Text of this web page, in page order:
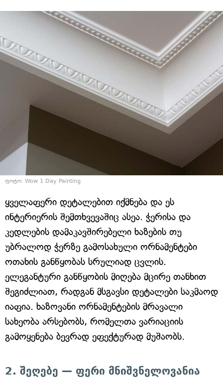
ფოტო: Wow 1 Day Painting
ყველაფერი დეტალებით იქმნება და ეს
ინტერიერის შემთხვევაშიც ასეა. ჭერისა და
კედლების დამაკავშირებელი ხაზების თუ
უბრალოდ ჭერზე გამოსახული ორნამენტები
ოთახის განწყობას სრულიად ცვლის.
ელეგანტური განწყობის მიღება მცირე თანხით
შეგიძლიათ, რადგან მსგავსი დეტალები საკმაოდ
იაფია. ხაზოვანი ორნამენტების მრავალი
სახეობა არსებობს, რომელთა ვარიაციის
გამოყენება ბევრად ეფექტურად მუშაობს.
2. შეღებე — ფერი მნიშვნელოვანია